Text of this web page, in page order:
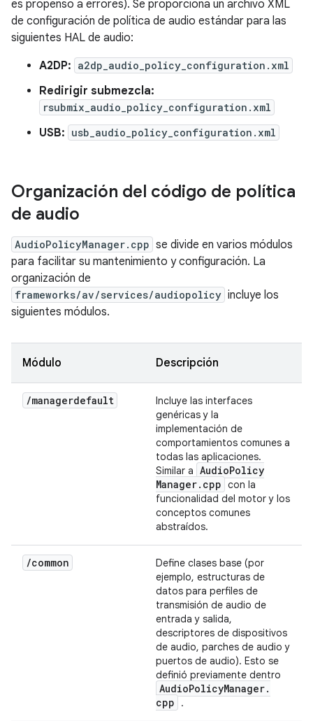
es propenso a errores). Se proporciona un archivo XML
de configuración de política de audio estándar para las
siguientes HAL de audio:
A2DP: a2dp_audio_policy_configuration.xml
Redirigir submezcla:
rsubmix_audio_policy_configuration.xml
USB: usb_audio_policy_configuration.xml
Organización del código de política
de audio
AudioPolicyManager.cpp se divide en varios módulos
para facilitar su mantenimiento y configuración. La
organización de
frameworks/av/services/audiopolicy incluye los
siguientes módulos.
Módulo Descripción
/managerdefault
Incluye las interfaces
genéricas y la
implementación de
comportamientos comunes a
todas las aplicaciones.
Similar a AudioPolicy
Manager. cpp con la
funcionalidad del motor y los
conceptos comunes
abstraídos.
/common
Define clases base (por
ejemplo, estructuras de
datos para perfiles de
transmisión de audio de
entrada y salida,
descriptores de dispositivos
de audio, parches de audio y
puertos de audio). Esto se
definió previamente dentro
AudioPolicyManager.
cpp
.